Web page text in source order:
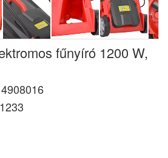
fűnyíró 1200 W,